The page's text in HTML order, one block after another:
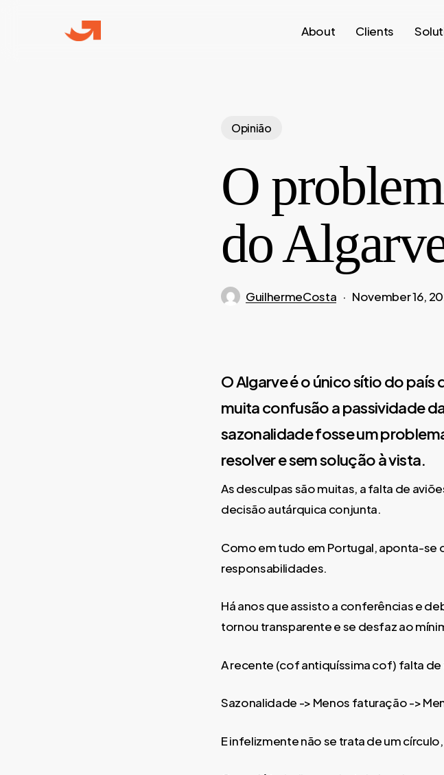
About Clients
Opinião
O
do
GuilhermeCosta November 16,
O Algarve é o único sítio do
muita confusão a passividade
sazonalidade fosse um
resolver e sem solução à vista.
As desculpas são muitas, a falta de
decisão autárquica conjunta.
Como em tudo em Portugal, aponta-se
responsabilidades.
Há anos que assisto a conferências e
tornou transparente e se desfaz ao
A recente (cof antiquíssima cof) falta
Sazonalidade -> Menos faturação ->
E infelizmente não se trata de um